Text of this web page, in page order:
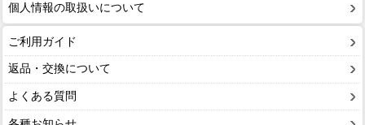
個人情報の取扱いについて
ご利用ガイド
返品・交換について
よくある質問